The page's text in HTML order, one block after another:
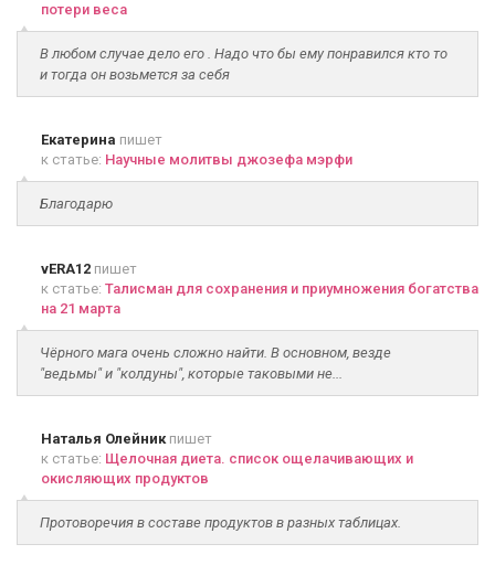
потери веса
В любом случае дело его . Надо что бы ему понравился кто то
и тогда он возьмется за себя
Екатерина пишет
к статье: Научные молитвы джозефа мэрфи
Благодарю
vERA12 пишет
к статье: Талисман для сохранения и приумножения богатства
на 21 марта
Чёрного мага очень сложно найти. В основном, везде
"ведьмы" и "колдуны", которые таковыми не...
Наталья Олейникпишет
к статье: Щелочная диета. список ощелачивающих и
окисляющих продуктов
Протоворечия в составе продуктов в разных таблицах.